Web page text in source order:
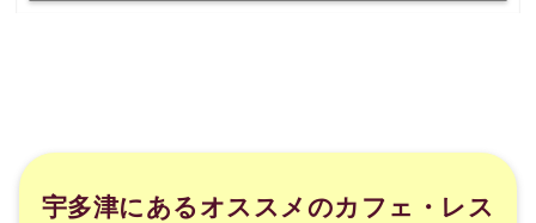
宇多津にあるオススメのカフェ・レス